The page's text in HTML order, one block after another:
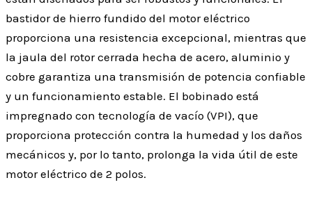
bastidor de hierro fundido del motor eléctrico
proporciona una resistencia excepcional, mientras que
la jaula del rotor cerrada hecha de acero, aluminio y
cobre garantiza una transmisión de potencia confiable
y un funcionamiento estable. El bobinado está
impregnado con tecnología de vacío (VPI), que
proporciona protección contra la humedad y los daños
mecánicos y, por lo tanto, prolonga la vida útil de este
motor eléctrico de 2 polos.